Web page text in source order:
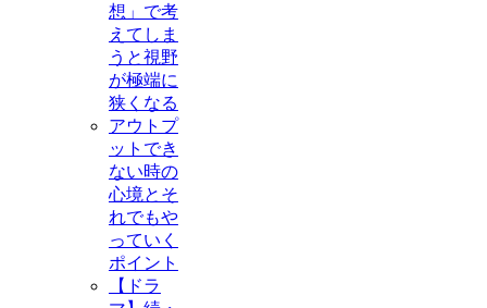
想」で考
えてしま
うと視野
が極端に
狭くなる
アウトプ
ットでき
ない時の
心境とそ
れでもや
っていく
ポイント
【ドラ